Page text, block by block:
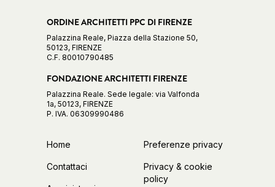
ORDINE ARCHITETTI PPC DI FIRENZE
Palazzina Reale, Piazza della Stazione 50,
50123, FIRENZE
C.F. 80010790485
FONDAZIONE ARCHITETTI FIRENZE
Palazzina Reale. Sede legale: via Valfonda
1a, 50123, FIRENZE
P. IVA. 06309990486
Home
Contattaci
Preferenze privacy
Privacy & cookie
policy